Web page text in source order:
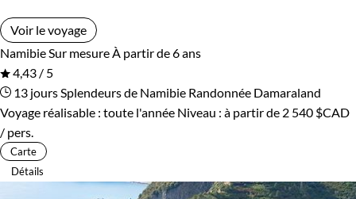
Voir le voyage
Namibie Sur mesure À partir de 6 ans
4,43 / 5
13 jours Splendeurs de Namibie Randonnée Damaraland
Voyage réalisable : toute l'année Niveau : à partir de 2 540 $CAD
/ pers.
Carte
Détails